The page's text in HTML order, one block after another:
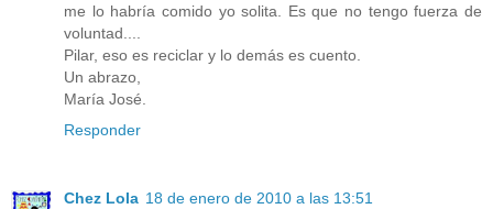
me lo habría comido yo solita. Es que no tengo fuerza de
voluntad....
Pilar, eso es reciclar y lo demás es cuento.
Un abrazo,
María José.
Responder
Chez Lola 18 de enero de 2010 a las 13:51